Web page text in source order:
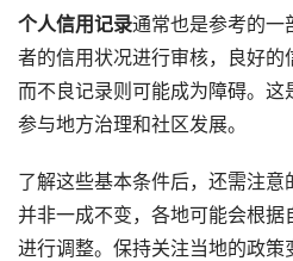
个人信用记录通常也是参考的一
者的信用状况进行审核，良好的
而不良记录则可能成为障碍。
参与地方治理和社区发展。
了解这些基本条件后，还需注
并非一成不变，各地可能会根
进行调整。保持关注当地的政